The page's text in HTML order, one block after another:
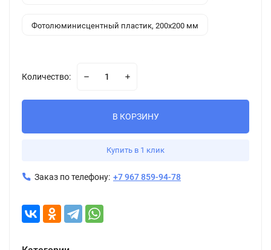
Фотолюминисцентный пластик, 200x200 мм
Количество:
В КОРЗИНУ
Купить в 1 клик
Заказ по телефону: +7 967 859-94-78